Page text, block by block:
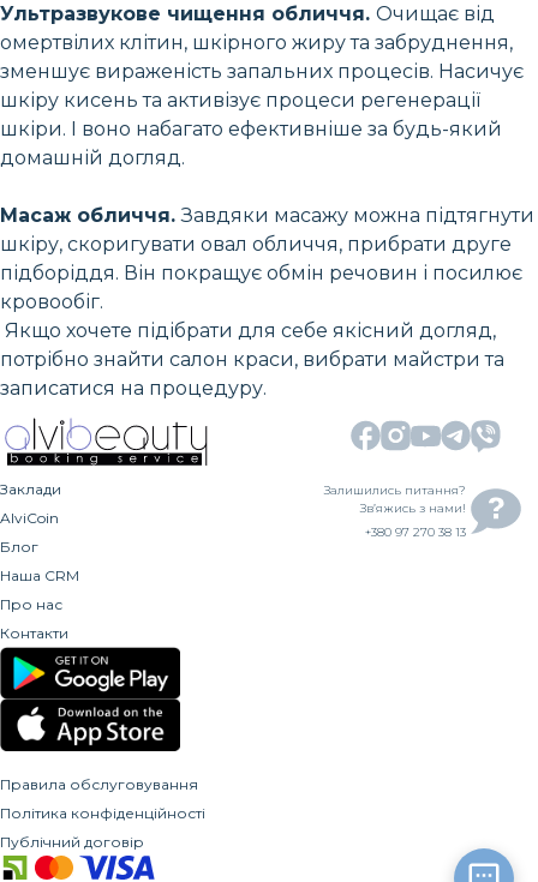
Ультразвукове чищення обличчя. Очищає від
омертвілих клітин, шкірного жиру та забруднення,
зменшує вираженість запальних процесів. Насичує
шкіру кисень та активізує процеси регенерації
шкіри. І воно набагато ефективніше за будь-який
домашній догляд.
Масаж обличчя.Завдяки масажу можна підтягнути
шкіру, скоригувати овал обличчя, прибрати друге
підборіддя. Він покращує обмін речовин і посилює
кровообіг.
Якщо хочете підібрати для себе якісний догляд,
потрібно знайти салон краси, вибрати майстри та
записатися на процедуру.
Заклади
AlviCoin
Блог
Наша CRM
Про нас
Контакти
Залишились питання?
Зв’яжись з нами!
+380 97 270 38 13
Правила обслуговування
Політика конфіденційності
Публічний договір